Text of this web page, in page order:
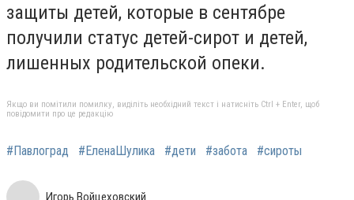
защиты детей, которые в сентябре
получили статус детей-сирот и детей,
лишенных родительской опеки.
Якщо ви помітили помилку, виділіть необхідний текст і натисніть Ctrl + Enter, щоб
повідомити про це редакцію
#Павлоград #ЕленаШулика #дети #забота #сироты
Игорь Войцеховский